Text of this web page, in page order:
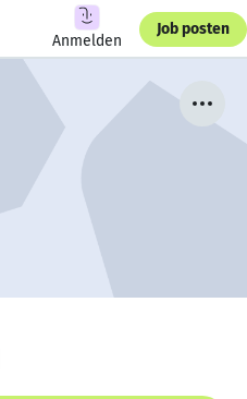
Anmelden
Job posten